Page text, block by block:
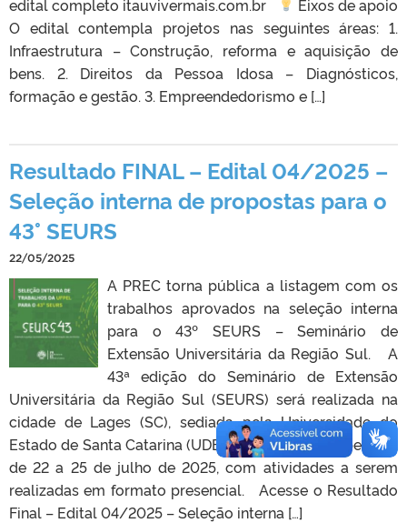
edital completo itauvivermais.com.br
Eixos de apoio
O edital contempla projetos nas seguintes áreas: 1.
Infraestrutura – Construção, reforma e aquisição de
bens. 2. Direitos da Pessoa Idosa – Diagnósticos,
formação e gestão. 3. Empreendedorismo e […]
Resultado FINAL – Edital 04/2025 –
Seleção interna de propostas para o
43° SEURS
22/05/2025
A PREC torna pública a listagem com os
trabalhos aprovados na seleção interna
para o 43º SEURS – Seminário de
Extensão Universitária da Região Sul. A
43ª edição do Seminário de Extensão
Universitária da Região Sul (SEURS) será realizada na
cidade de Lages (SC), sediada pela Universidade do
Estado de Santa Catarina (UDESC) e ocorrerá no período
de 22 a 25 de julho de 2025, com atividades a serem
realizadas em formato presencial. Acesse o Resultado
Final – Edital 04/2025 – Seleção interna […]